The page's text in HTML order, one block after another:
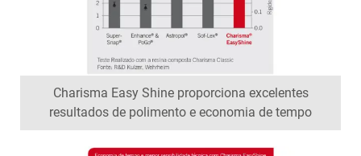
Charisma Easy Shine proporciona excelentes
resultados de polimento e economia de tempo